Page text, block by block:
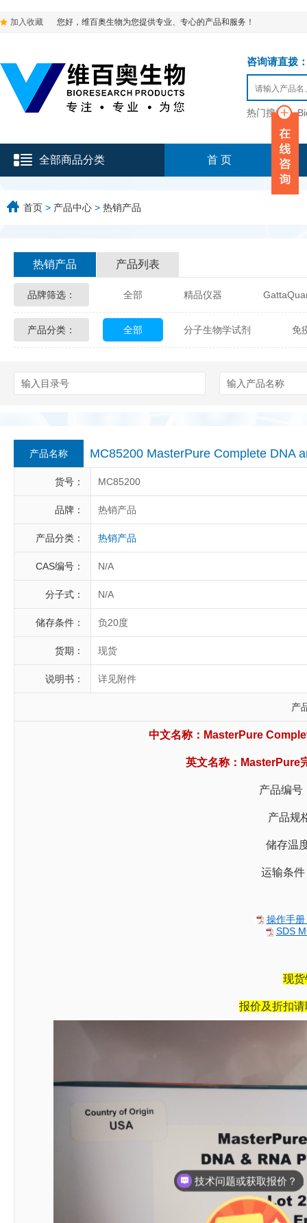
加入收藏 您好，维百奥生物为您提供专业、专心的产品和服务！
咨询请直拨
热门搜索：
全部商品分类 首 页
首页 > 产品中心 > 热销产品
热销产品 产品列表
品牌筛选： 全部 精品仪器
Glycon Biochem Sterlitech
Berry & Associates
LGC Maine Standards
Abbexa AbD Serotec
产品分类： 全部 分子生物学试剂 免
产品名称 MC85200 MasterPure Complete DNA
货号： MC85200
品牌： 热销产品
产品分类： 热销产品
CAS编号： N/A
分子式： N/A
储存条件： 负20度
货期： 现货
说明书： 详见附件
产
中文名称：MasterPure
英文名称：MasterPure
产品编号
产品规
储存温
运输条
操作手
SDS
现货
报价及折扣
技术问题或获取报价？